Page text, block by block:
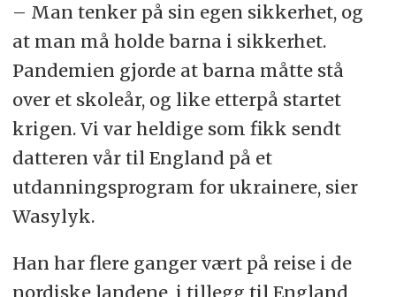
– Man tenker på sin egen sikkerhet, og
at man må holde barna i sikkerhet.
Pandemien gjorde at barna måtte stå
over et skoleår, og like etterpå startet
krigen. Vi var heldige som fikk sendt
datteren vår til England på et
utdanningsprogram for ukrainere, sier
Wasylyk.
Han har flere ganger vært på reise i de
nordiske landene, i tillegg til England,